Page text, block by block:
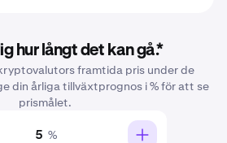
hur långt det kan gå.*
framtida pris under de
din årliga tillväxtprognos i % för att se
prismålet.
%